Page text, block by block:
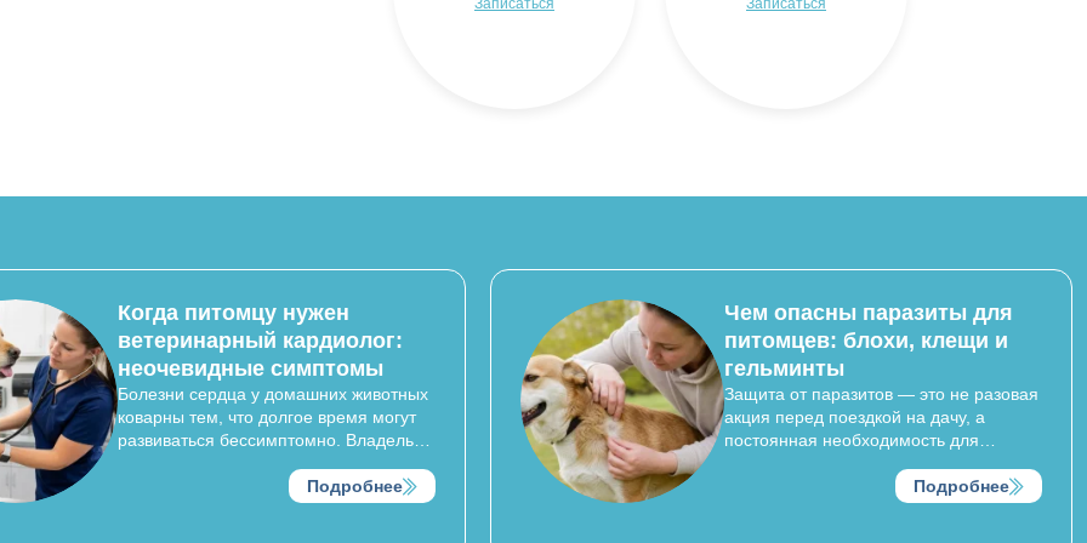
Записаться Записаться
Когда питомцу нужен
ветеринарный кардиолог:
неочевидные симптомы
Болезни сердца у домашних животных
коварны тем, что долгое время могут
развиваться бессимптомно. Владельцы
собаки на возраст, а одышку кошки —
на жару в квартире. Однако сердечно-
Подробнее
Чем опасны паразиты для
питомцев: блохи, клещи и
гельминты
Защита от паразитов — это не разовая
акция перед поездкой на дачу, а
постоянная необходимость для
Паразиты не только доставляют
животному дискомфорт, зуд и стресс,
Подробнее